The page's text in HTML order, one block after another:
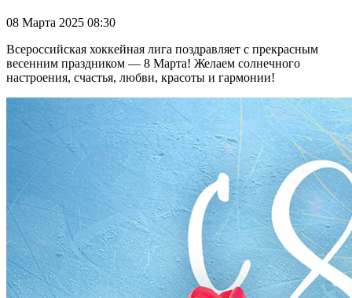
08 Марта 2025 08:30
Всероссийская хоккейная лига поздравляет с прекрасным
весенним праздником — 8 Марта! Желаем солнечного
настроения, счастья, любви, красоты и гармонии!